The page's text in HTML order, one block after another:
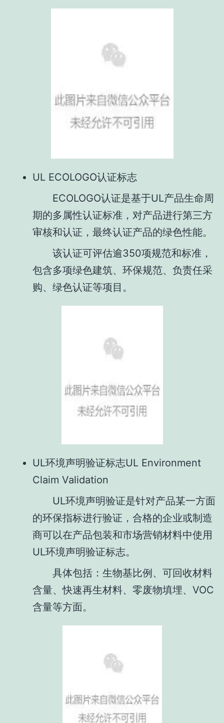
UL ECOLOGO认证标志
ECOLOGO认证是基于UL产品生命周
期的多属性认证标准，对产品进行第三方
审核和认证，最终认证产品的绿色性能。
该认证可评估逾350项规范和标准，
包含多项绿色建筑、环保规范、负责任采
购、绿色认证等项目。
UL环境声明验证标志UL Environment
Claim Validation
UL环境声明验证是针对产品某一方面
的环保指标进行验证，合格的企业或制造
商可以在产品包装和市场营销材料中使用
UL环境声明验证标志。
具体包括：生物基比例、可回收材料
含量、快速再生材料、零废物填埋、VOC
含量等方面。